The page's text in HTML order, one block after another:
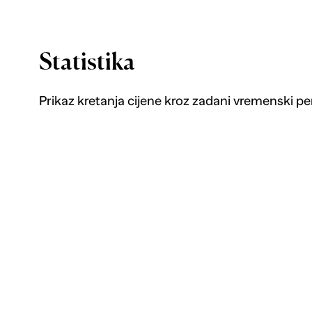
Statistika
Prikaz kretanja cijene kroz zadani vremenski